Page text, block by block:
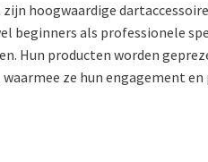
hoogwaardige
als professionele
Hun producten worden
ze hun engagement